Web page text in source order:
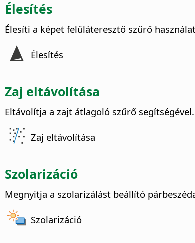
Élesítés
Élesíti a képet felüláteresztő szűrő
Élesítés
Zaj eltávolítása
Eltávolítja a zajt átlagoló szűrő segítségével.
Zaj eltávolítása
Szolarizáció
Megnyitja a szolarizálást beállító
Szolarizáció